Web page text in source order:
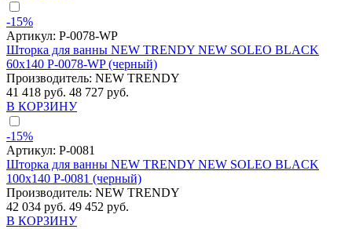
-15%
Артикул: P-0078-WP
Шторка для ванны NEW TRENDY NEW SOLEO BLACK
60x140 P-0078-WP (черный)
Производитель: NEW TRENDY
41 418 руб. 48 727 руб.
В КОРЗИНУ
-15%
Артикул: P-0081
Шторка для ванны NEW TRENDY NEW SOLEO BLACK
100x140 P-0081 (черный)
Производитель: NEW TRENDY
42 034 руб. 49 452 руб.
В КОРЗИНУ